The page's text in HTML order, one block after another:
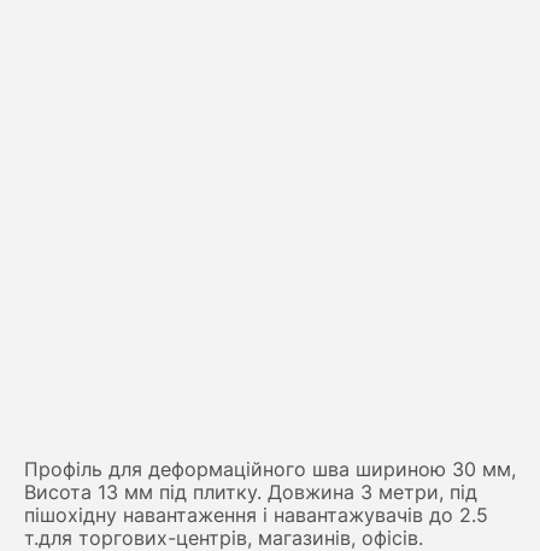
Профіль для деформаційного шва шириною 30 мм,
Висота 13 мм під плитку. Довжина 3 метри, під
пішохідну навантаження і навантажувачів до 2.5
т.для торгових-центрів, магазинів, офісів.